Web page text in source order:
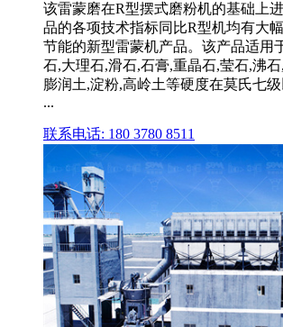
该雷蒙磨在R型摆式磨粉机的基础上
品的各项技术指标同比R型机均有大
节能的新型雷蒙机产品。该产品适用
石,大理石,滑石,石膏,重晶石,莹石,沸
膨润土,淀粉,高岭土等硬度在莫氏七
...
联系电话: 180 3780 8511